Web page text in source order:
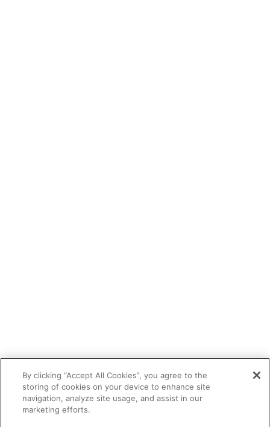
By clicking “Accept All Cookies”, you agree to the
storing of cookies on your device to enhance site
navigation, analyze site usage, and assist in our
marketing efforts.